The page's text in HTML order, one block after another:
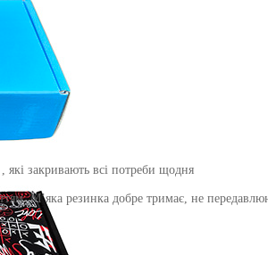
які закривають всі потреби щодня
М’яка резинка добре тримає, не